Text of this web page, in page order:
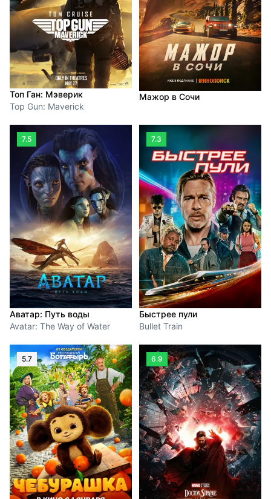
Топ Ган: Мэверик
Top Gun: Maverick
Мажор в Сочи
7.5
Аватар: Путь воды
Avatar: The Way of Water
7.3
Быстрее пули
Bullet Train
5.7 6.9